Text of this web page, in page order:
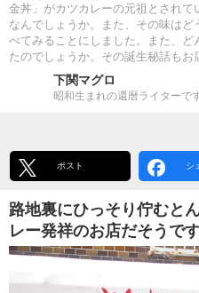
金丼」がカツカレーの元祖とされ
なんでしょうか。また、その味は
べてみることにしました。また、
たのでしょうか。その誕生秘話もお
下関マグロ
昭和生まれの還暦ライターで
ポスト シ
路地裏にひっそり佇むと
レー発祥のお店だそうで